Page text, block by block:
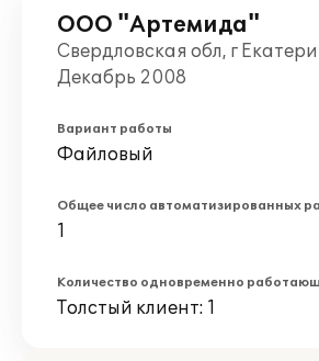
ООО "Артемида"
Свердловская обл, г
Декабрь 2008
Вариант работы
Файловый
Общее число автоматизированных
1
Количество одновременно
Толстый клиент: 1